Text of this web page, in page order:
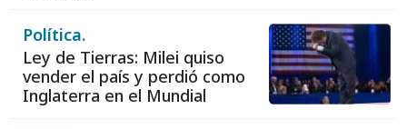
Política.
Ley de Tierras: Milei quiso
vender el país y perdió como
Inglaterra en el Mundial